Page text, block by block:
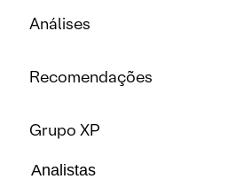
Análises
Recomendações
Grupo XP
Analistas